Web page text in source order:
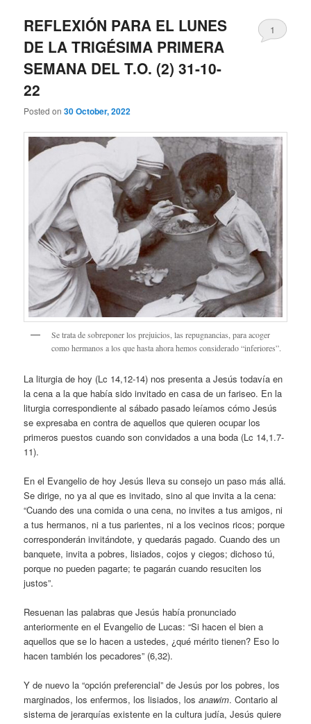
REFLEXIÓN PARA EL LUNES
DE LA TRIGÉSIMA PRIMERA
SEMANA DEL T.O. (2) 31-10-
22
Posted on30 October, 2022
1
Se trata de sobreponer los prejuicios, las repugnancias, para acoger
como hermanos a los que hasta ahora hemos considerado “inferiores”.
La liturgia de hoy (Lc 14,12-14) nos presenta a Jesús todavía en
la cena a la que había sido invitado en casa de un fariseo. En la
liturgia correspondiente al sábado pasado leíamos cómo Jesús
se expresaba en contra de aquellos que quieren ocupar los
primeros puestos cuando son convidados a una boda (Lc 14,1.7-
11).
En el Evangelio de hoy Jesús lleva su consejo un paso más allá.
Se dirige, no ya al que es invitado, sino al que invita a la cena:
“Cuando des una comida o una cena, no invites a tus amigos, ni
a tus hermanos, ni a tus parientes, ni a los vecinos ricos; porque
corresponderán invitándote, y quedarás pagado. Cuando des un
banquete, invita a pobres, lisiados, cojos y ciegos; dichoso tú,
porque no pueden pagarte; te pagarán cuando resuciten los
justos”.
Resuenan las palabras que Jesús había pronunciado
anteriormente en el Evangelio de Lucas: “Si hacen el bien a
aquellos que se lo hacen a ustedes, ¿qué mérito tienen? Eso lo
hacen también los pecadores” (6,32).
Y de nuevo la “opción preferencial” de Jesús por los pobres, los
marginados, los enfermos, los lisiados, losanawim. Contario al
sistema de jerarquías existente en la cultura judía, Jesús quiere